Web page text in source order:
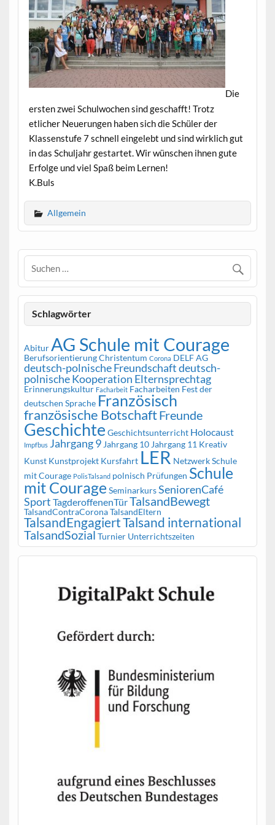
Die
ersten zwei Schulwochen sind geschafft! Trotz
etlicher Neuerungen haben sich die Schüler der
Klassenstufe 7 schnell eingelebt und sind wirklich gut
in das Schuljahr gestartet. Wir wünschen ihnen gute
Erfolge und viel Spaß beim Lernen!
K.Buls
Allgemein
Schlagwörter
Abitur AG Schule mit Courage
BerufsorientierungChristentum Corona DELF AG
deutsch-polnische Freundschaftdeutsch-
polnische Kooperation Elternsprechtag
Erinnerungskultur Facharbeit Facharbeiten Fest der
deutschen Sprache Französisch
französische BotschaftFreunde
Geschichte Geschichtsunterricht Holocaust
Impfbus Jahrgang 9 Jahrgang 10 Jahrgang 11 Kreativ
Kunst Kunstprojekt Kursfahrt LER Netzwerk Schule
mit Courage PolisTalsand polnisch Prüfungen Schule
mit Courage SeminarkursSeniorenCafé
Sport TagderoffenenTürTalsandBewegt
TalsandContraCoronaTalsandEltern
TalsandEngagiertTalsand international
TalsandSozial Turnier Unterrichtszeiten